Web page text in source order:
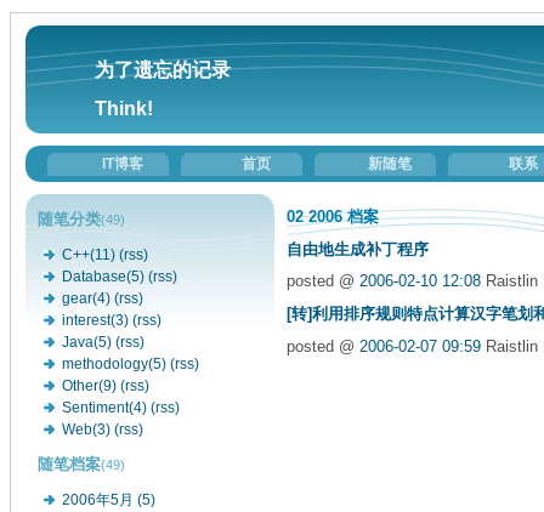
为了遗忘的记录
Think!
IT博客 首页 新随笔 联系
随笔分类(49)
C++(11) (rss)
Database(5) (rss)
gear(4) (rss)
interest(3) (rss)
Java(5) (rss)
methodology(5) (rss)
Other(9) (rss)
Sentiment(4) (rss)
Web(3) (rss)
随笔档案(49)
2006年5月 (5)
02 2006 档案
自由地生成补丁程序
posted @ 2006-02-10 12:08
[转]利用排序规则特点计算汉字笔划
posted @ 2006-02-07 09:59